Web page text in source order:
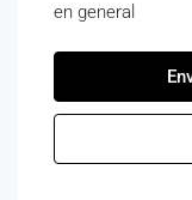
en general